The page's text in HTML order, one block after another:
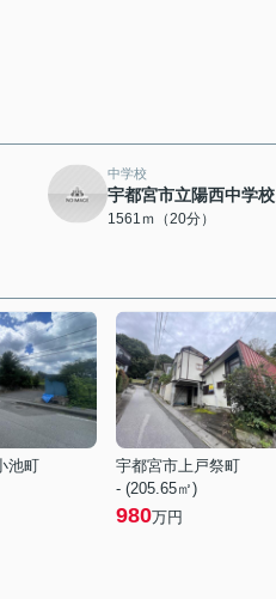
中学校
宇都宮市立陽西中学校
1561ｍ（20分）
池町
宇都宮市上戸祭町
- (205.65㎡)
980万円